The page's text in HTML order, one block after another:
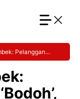
Pelanggan